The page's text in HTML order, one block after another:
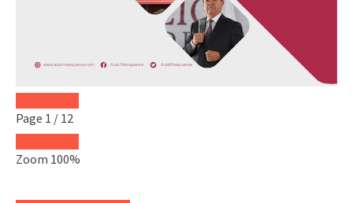
Page 1 / 12
Zoom 100%